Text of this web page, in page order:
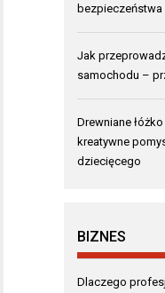
bezpieczeństwa
Jak
samochodu –
Drewniane
kreatywne
dziecięcego
BIZNES
Dlaczego